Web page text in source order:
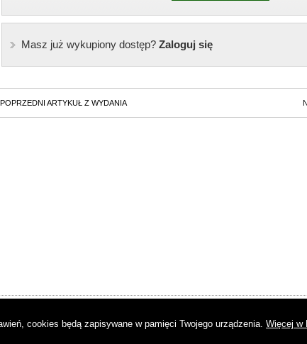
Masz już wykupiony dostęp?Zaloguj się
POPRZEDNI ARTYKUŁ Z WYDANIA
cookies będą zapisywane w pamięci Twojego urządzenia. Więcej w